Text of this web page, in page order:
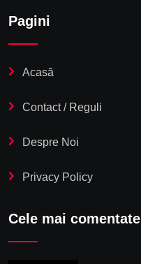
Pagini
Acasă
Contact / Reguli
Despre Noi
Privacy Policy
Cele mai comentate